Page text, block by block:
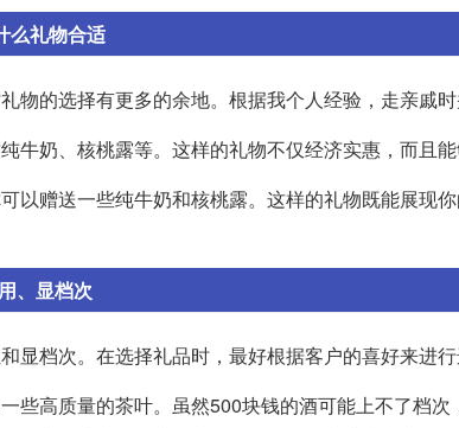
么礼物合适
物的选择有更多的余地。根据我个人经验，走亲戚时
牛奶、核桃露等。这样的礼物不仅经济实惠，而且能
以赠送一些纯牛奶和核桃露。这样的礼物既能展现
、显档次
显档次。在选择礼品时，最好根据客户的喜好来进行
些高质量的茶叶。虽然500块钱的酒可能上不了档